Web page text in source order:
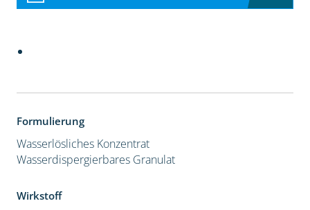
Formulierung
Wasserlösliches Konzentrat
Wasserdispergierbares Granulat
Wirkstoff